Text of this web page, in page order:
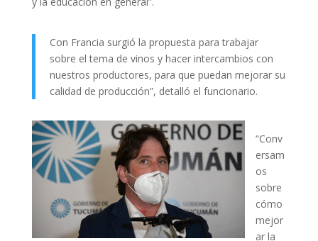
Con Francia surgió la propuesta para trabajar
sobre el tema de vinos y hacer intercambios con
nuestros productores, para que puedan mejorar su
calidad de producción”, detalló el funcionario.
“Conv
ersam
os
sobre
cómo
mejor
ar la